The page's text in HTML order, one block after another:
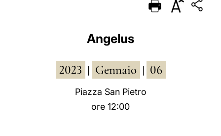
PORTUGUÊS
POLSKI
Angelus
2023 Gennaio 06
Piazza San Pietro
ore 12:00